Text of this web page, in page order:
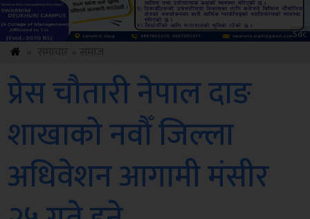
Sdc
प्रेस चौतारी नेपाल दाङ
शाखाको नवौँ जिल्ला
अधिवेशन आगामी मंसीर